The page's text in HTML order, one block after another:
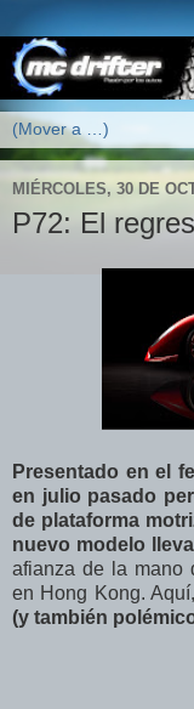
MIÉRCOLES, 30 DE
P72: El
Presentado en el
en julio pasado
de plataforma
nuevo modelo
afianza de la mano
en Hong Kong. Aquí,
(y también